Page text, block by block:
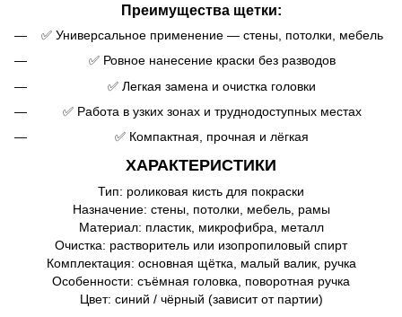
Преимущества щетки:
✅ Универсальное применение — стены, потолки, мебель
✅ Ровное нанесение краски без разводов
✅ Легкая замена и очистка головки
✅ Работа в узких зонах и труднодоступных местах
✅ Компактная, прочная и лёгкая
ХАРАКТЕРИСТИКИ
Тип: роликовая кисть для покраски
Назначение: стены, потолки, мебель, рамы
Материал: пластик, микрофибра, металл
Очистка: растворитель или изопропиловый спирт
Комплектация: основная щётка, малый валик, ручка
Особенности: съёмная головка, поворотная ручка
Цвет: синий / чёрный (зависит от партии)